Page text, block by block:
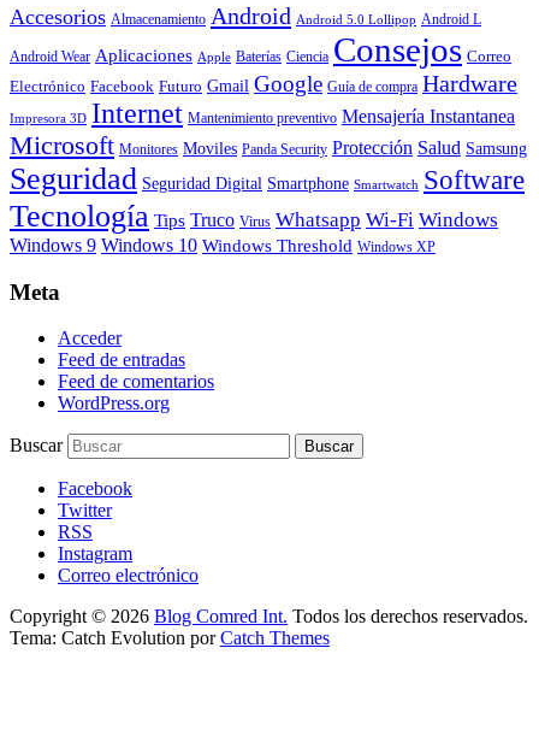
Accesorios Almacenamiento Android Android 5.0 Lollipop Android L
Android Wear Aplicaciones Apple Baterías Ciencia Consejos Correo
Electrónico Facebook Futuro Gmail Google Guía de compra Hardware
Impresora 3D Internet Mantenimiento preventivo Mensajería Instantanea
Microsoft Monitores Moviles Panda Security Protección Salud Samsung
Seguridad Seguridad Digital Smartphone Smartwatch Software
Tecnología Tips Truco Virus Whatsapp Wi-Fi Windows
Windows 9 Windows 10 Windows Threshold Windows XP
Meta
Acceder
Feed de entradas
Feed de comentarios
WordPress.org
Buscar
Facebook
Twitter
RSS
Instagram
Correo electrónico
Copyright © 2026 Blog Comred Int. Todos los derechos reservados.
Tema: Catch Evolution porCatch Themes